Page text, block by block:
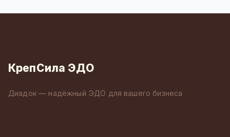
КрепСила ЭДО
Диадок — надёжный ЭДО для вашего бизнеса